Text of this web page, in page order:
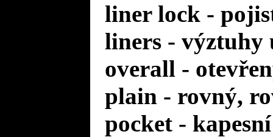
liner lock -
liners -
overall -
plain - rovný,
pocket - kapesní